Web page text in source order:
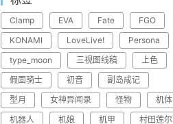
Clamp EVA Fate
FGO
KONAMI
LoveLive!
Persona
type_moon
三视图线稿
上色
假面骑士
初音
副岛成记
型月
女神异闻录 怪物
机体
机器人
机娘 机甲
村田莲尔